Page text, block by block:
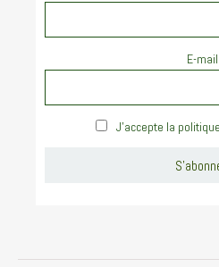
E-mail
J'accepte la